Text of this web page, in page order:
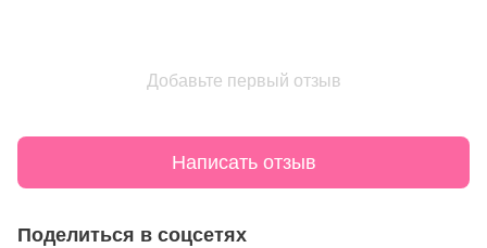
Добавьте первый отзыв
Написать отзыв
Поделиться в соцсетях